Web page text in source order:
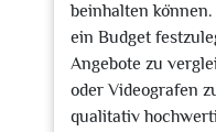
beinhalten
ein Budget
Angebote zu
oder Videografen
qualitativ